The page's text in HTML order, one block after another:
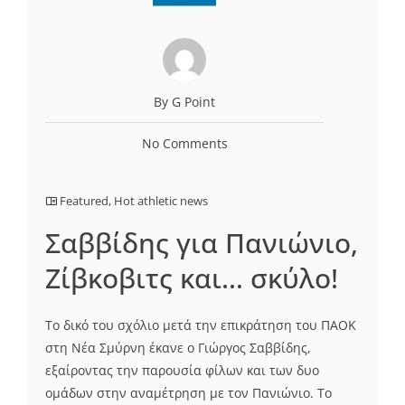
By G Point
No Comments
Featured, Hot athletic news
Σαββίδης για Πανιώνιο,
Ζίβκοβιτς και… σκύλο!
Το δικό του σχόλιο μετά την επικράτηση του ΠΑΟΚ
στη Νέα Σμύρνη έκανε ο Γιώργος Σαββίδης,
εξαίροντας την παρουσία φίλων και των δυο
ομάδων στην αναμέτρηση με τον Πανιώνιο. Το